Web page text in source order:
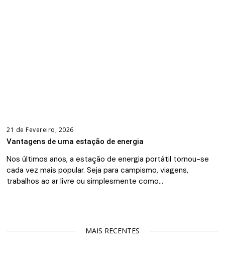
21 de Fevereiro, 2026
Vantagens de uma estação de energia
Nos últimos anos, a estação de energia portátil tornou-se
cada vez mais popular. Seja para campismo, viagens,
trabalhos ao ar livre ou simplesmente como…
MAIS RECENTES